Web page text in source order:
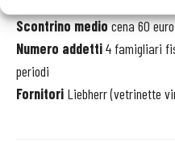
Scontrino mediocena 60 euro
Numero addetti4 famigliari
periodi
Fornitori Liebherr (vetrinette